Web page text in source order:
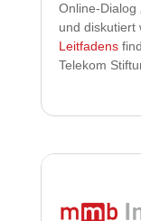
Online-Dialog
und diskutiert
Leitfadens
Telekom